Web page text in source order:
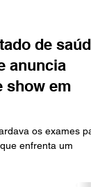
de saúde
anuncia
em
os exames
enfrenta um